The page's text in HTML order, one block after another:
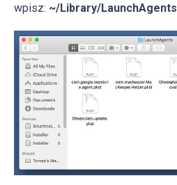
wpisz: ~/Library/LaunchAgents